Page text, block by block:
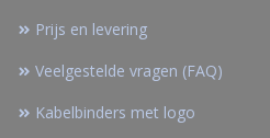
Prijs en levering
Veelgestelde vragen (FAQ)
Kabelbinders met logo